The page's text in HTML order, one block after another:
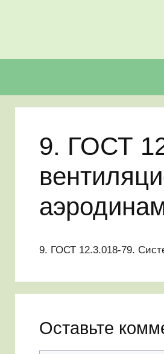
9. ГОСТ
9. ГОСТ 12.3.018-79.
Оставьте